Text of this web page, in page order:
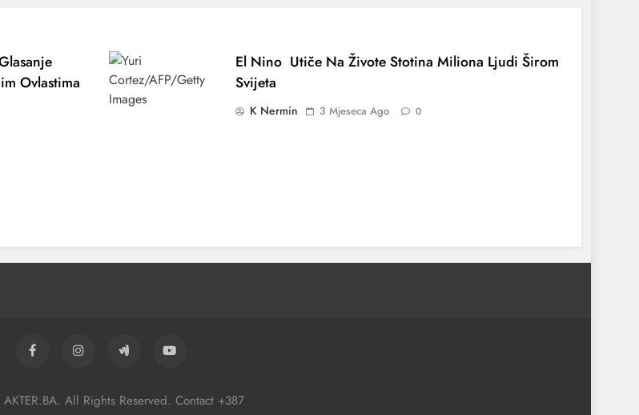
Ovlastima
El Nino Utiče Na Živote Stotina Miliona Ljudi Širom
Svijeta
K Nermin 3 Mjeseca Ago 0
U Napadima
Cijene Nafte Su Porasle Prvog Dana Trumpovog
All Rights Reserved. Contact +387